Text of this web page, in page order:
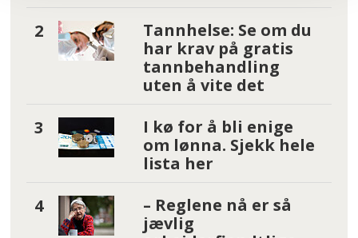
Tannhelse: Se om du
har krav på gratis
tannbehandling
uten å vite det
I kø for å bli enige
om lønna. Sjekk hele
lista her
– Reglene nå er så
jævlig